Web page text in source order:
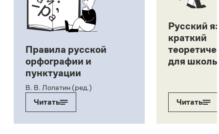
Правила русской
орфографии и
пунктуации
В. В. Лопатин (ред.)
Читать
Русский
краткий
для
Читать